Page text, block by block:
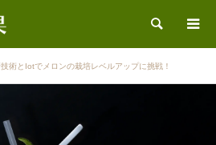
検索
術とIotでメロンの栽培レベルアップに挑戦！